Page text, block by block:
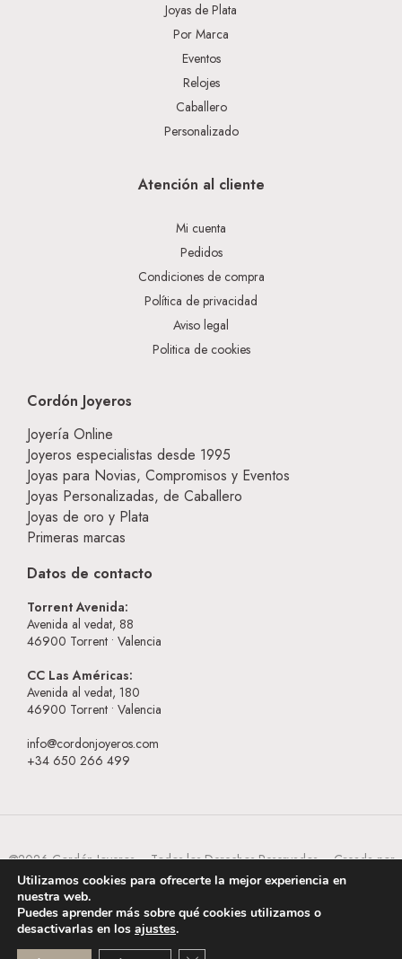
Joyas de Plata
Por Marca
Eventos
Relojes
Caballero
Personalizado
Atención al cliente
Mi cuenta
Pedidos
Condiciones de compra
Política de privacidad
Aviso legal
Politica de cookies
Cordón Joyeros
Joyería Online
Joyeros especialistas desde 1995
Joyas para Novias, Compromisos y Eventos
Joyas Personalizadas, de Caballero
Joyas de oro y Plata
Primeras marcas
Datos de contacto
Torrent Avenida:
Avenida al vedat, 88
46900 Torrent • Valencia
CC Las Américas:
Avenida al vedat, 180
46900 Torrent • Valencia
info@cordonjoyeros.com
+34 650 266 499
@2026 Cordón Joyeros – Todos los Derechos Reservados – Creada por
BESEOWEB
Utilizamos cookies para ofrecerte la mejor experiencia en
nuestra web.
Puedes aprender más sobre qué cookies utilizamos o
desactivarlas en los ajustes.